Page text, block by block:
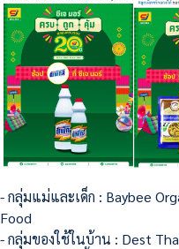
- กลุ่มแม่และเด็ก : Baybee
Food
- กลุ่มของใช้ในบ้าน : Dest